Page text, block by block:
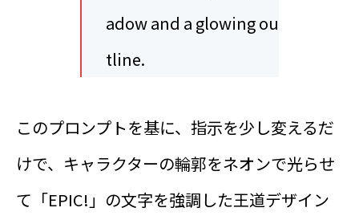
adow and a glowing ou
tline.
このプロンプトを基に、指示を少し変えるだ
けで、キャラクターの輪郭をネオンで光らせ
て「EPIC!」の文字を強調した王道デザイン